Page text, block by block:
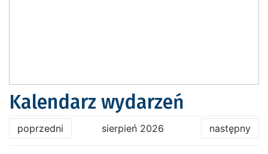
Kalendarz wydarzeń
poprzedni sierpień 2026 następny